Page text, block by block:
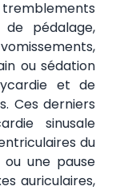
de pédalage,
ou sédation
et de
Ces derniers
sinusale
du
une pause
auriculaires,